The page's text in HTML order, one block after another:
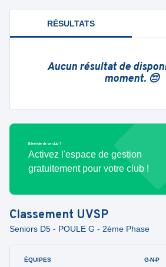
RÉSULTATS
Aucun résultat de
moment. 😔
Bénévole de ce club ?
Activez l'espace de gestion
gratuitement pour votre club !
Classement UVSP
Seniors D5 - POULE G - 2ème Phase
ÉQUIPES G-N-P